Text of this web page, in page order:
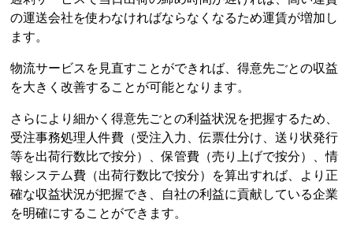
の運送会社を使わなければならなくなるため運賃が増加し
ます。
物流サービスを見直すことができれば、得意先ごとの収益
を大きく改善することが可能となります。
さらにより細かく得意先ごとの利益状況を把握するため、
受注事務処理人件費（受注入力、伝票仕分け、送り状発行
等を出荷行数比で按分）、保管費（売り上げで按分）、情
報システム費（出荷行数比で按分）を算出すれば、より正
確な収益状況が把握でき、自社の利益に貢献している企業
を明確にすることができます。